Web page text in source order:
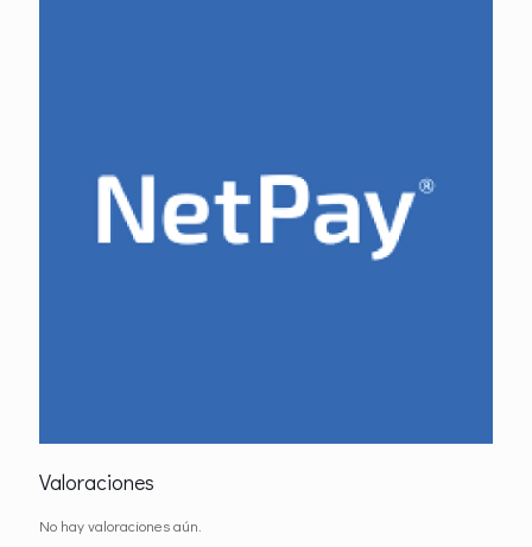
Valoraciones
No hay valoraciones aún.